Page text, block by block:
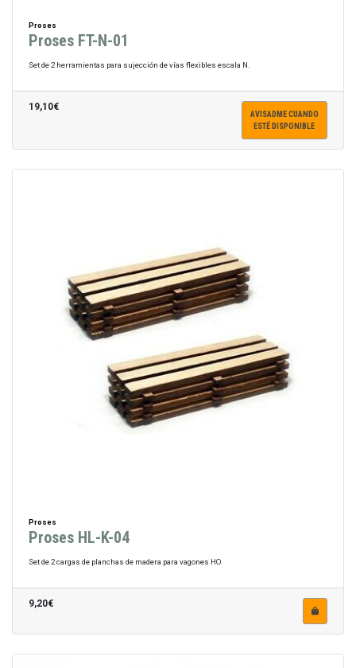
Proses
Proses FT-N-01
Set de 2 herramientas para sujección de vías flexibles escala N.
19,10€
AVISADME CUANDO
ESTÉ DISPONIBLE
Proses
Proses HL-K-04
Set de 2 cargas de planchas de madera para vagones HO.
9,20€